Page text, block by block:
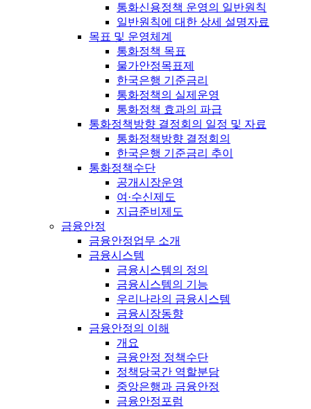
통화신용정책 운영의 일반원칙
일반원칙에 대한 상세 설명자료
목표 및 운영체계
통화정책 목표
물가안정목표제
한국은행 기준금리
통화정책의 실제운영
통화정책 효과의 파급
통화정책방향 결정회의 일정 및 자료
통화정책방향 결정회의
한국은행 기준금리 추이
통화정책수단
공개시장운영
여·수신제도
지급준비제도
금융안정
금융안정업무 소개
금융시스템
금융시스템의 정의
금융시스템의 기능
우리나라의 금융시스템
금융시장동향
금융안정의 이해
개요
금융안정 정책수단
정책당국간 역할분담
중앙은행과 금융안정
금융안정포럼